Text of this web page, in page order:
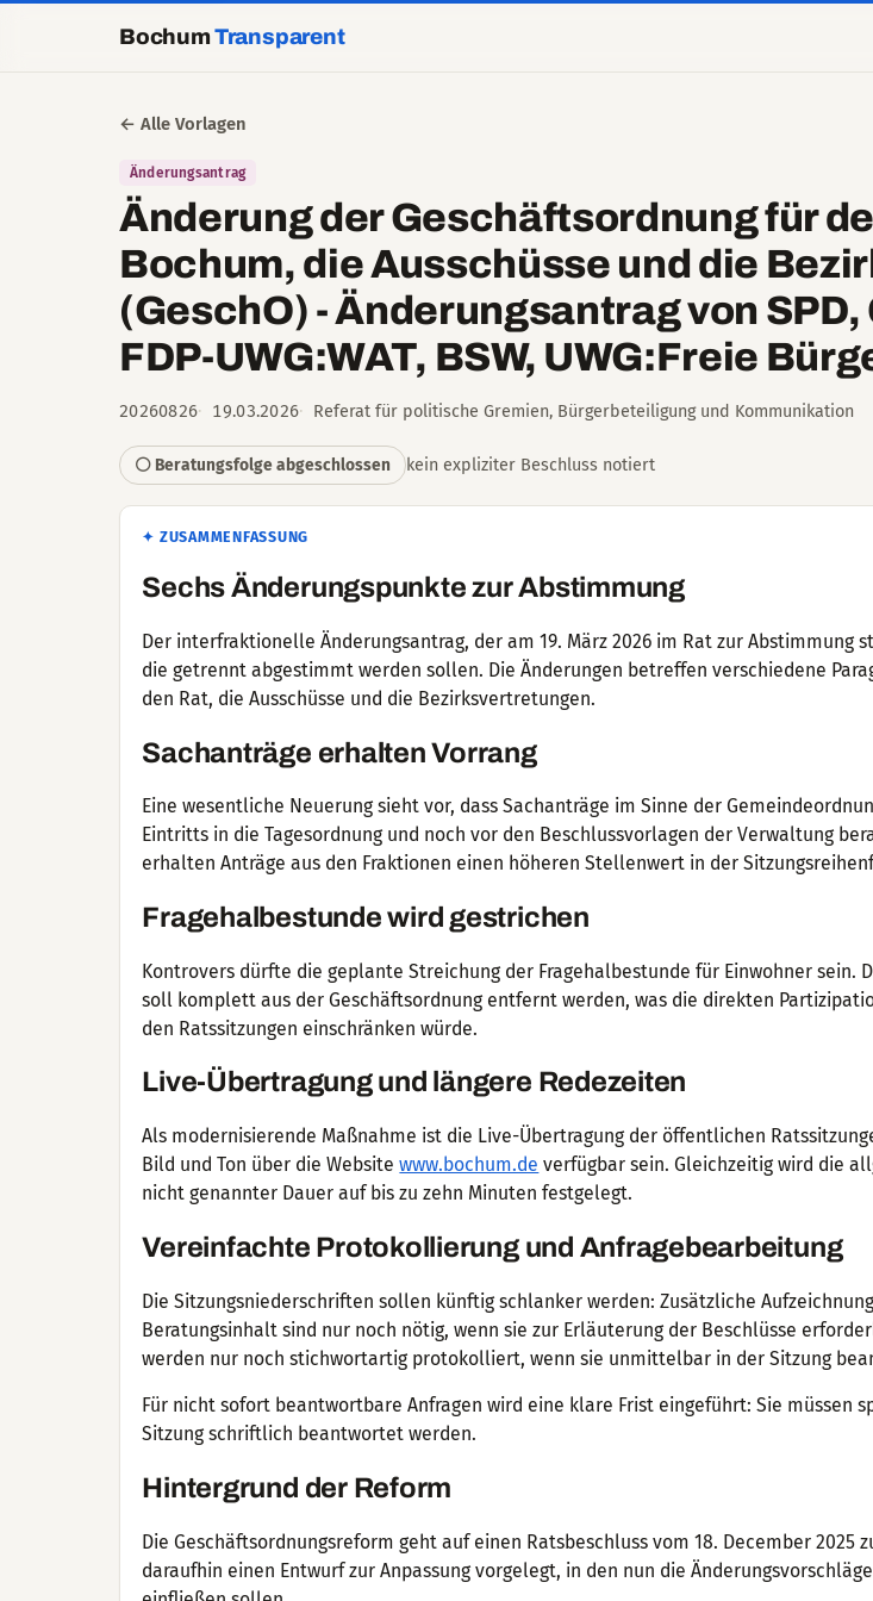
BochumTransparent
← Alle Vorlagen
Änderungsantrag
Änderung der Geschäftsordnung für
Bochum, die Ausschüsse und die
(GeschO) - Änderungsantrag von SPD,
FDP-UWG:WAT, BSW, UWG:Freie
20260826 19.03.2026 Referat für politische Gremien, Bürgerbeteiligung und Kommunikation
⚪ Beratungsfolge abgeschlossen kein expliziter Beschluss notiert
✦ ZUSAMMENFASSUNG
Sechs Änderungspunkte zur Abstimmung
Der interfraktionelle Änderungsantrag, der am 19. März 2026 im Rat zur Abstimmung
die getrennt abgestimmt werden sollen. Die Änderungen betreffen verschiedene
den Rat, die Ausschüsse und die Bezirksvertretungen.
Sachanträge erhalten Vorrang
Eine wesentliche Neuerung sieht vor, dass Sachanträge im Sinne der
Eintritts in die Tagesordnung und noch vor den Beschlussvorlagen der Verwaltung
erhalten Anträge aus den Fraktionen einen höheren Stellenwert in der
Fragehalbestunde wird gestrichen
Kontrovers dürfte die geplante Streichung der Fragehalbestunde für Einwohner sein.
soll komplett aus der Geschäftsordnung entfernt werden, was die direkten
den Ratssitzungen einschränken würde.
Live-Übertragung und längere Redezeiten
Als modernisierende Maßnahme ist die Live-Übertragung der öffentlichen
Bild und Ton über die Websitewww.bochum.de verfügbar sein. Gleichzeitig wird die
nicht genannter Dauer auf bis zu zehn Minuten festgelegt.
Vereinfachte Protokollierung und Anfragebearbeitung
Die Sitzungsniederschriften sollen künftig schlanker werden: Zusätzliche
Beratungsinhalt sind nur noch nötig, wenn sie zur Erläuterung der Beschlüsse
werden nur noch stichwortartig protokolliert, wenn sie unmittelbar in der Sitzung
Für nicht sofort beantwortbare Anfragen wird eine klare Frist eingeführt: Sie müssen
Sitzung schriftlich beantwortet werden.
Hintergrund der Reform
Die Geschäftsordnungsreform geht auf einen Ratsbeschluss vom 18. December 2025
daraufhin einen Entwurf zur Anpassung vorgelegt, in den nun die